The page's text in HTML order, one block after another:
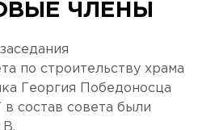
ЧЛЕНЫ
по строительству храма
Георгия Победоносца
состав совета были
В.